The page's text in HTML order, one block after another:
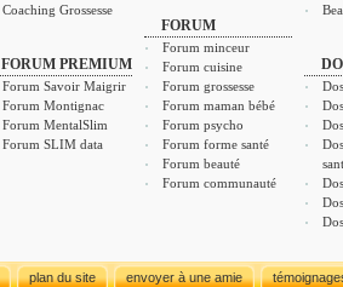
Coaching Grossesse
FORUM PREMIUM
Forum Savoir Maigrir
Forum Montignac
Forum MentalSlim
Forum SLIM data
FORUM
Forum minceur
Forum cuisine
Forum grossesse
Forum maman bébé
Forum psycho
Forum forme santé
Forum beauté
Forum communauté
plan du site envoyer à une amie